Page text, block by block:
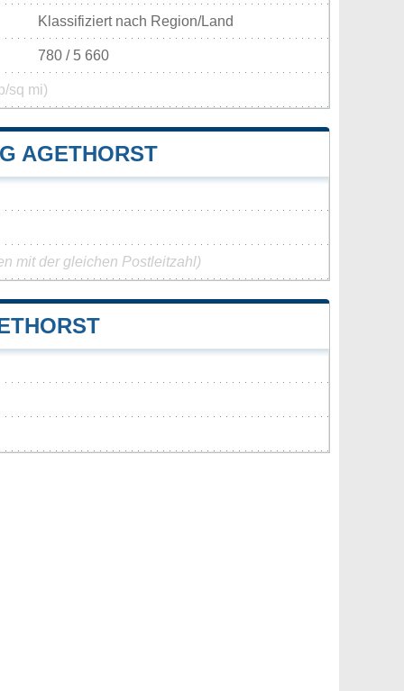
Klassifiziert nach Region/Land
780 / 5 660
sq mi)
AGETHORST
mit der gleichen Postleitzahl)